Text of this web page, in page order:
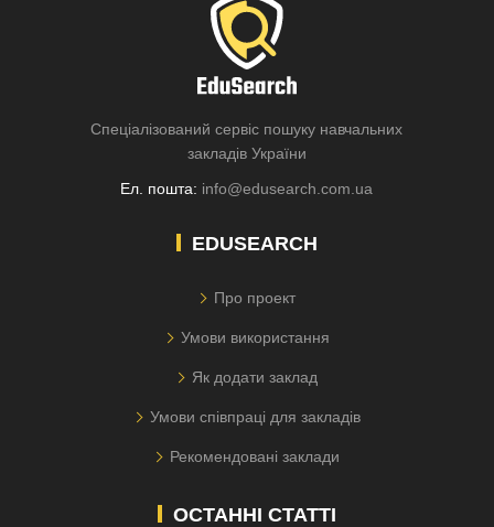
Спеціалізований сервіс пошуку навчальних
закладів України
Ел. пошта: info@edusearch.com.ua
EDUSEARCH
Про проект
Умови використання
Як додати заклад
Умови співпраці для закладів
Рекомендовані заклади
ОСТАННІ СТАТТІ